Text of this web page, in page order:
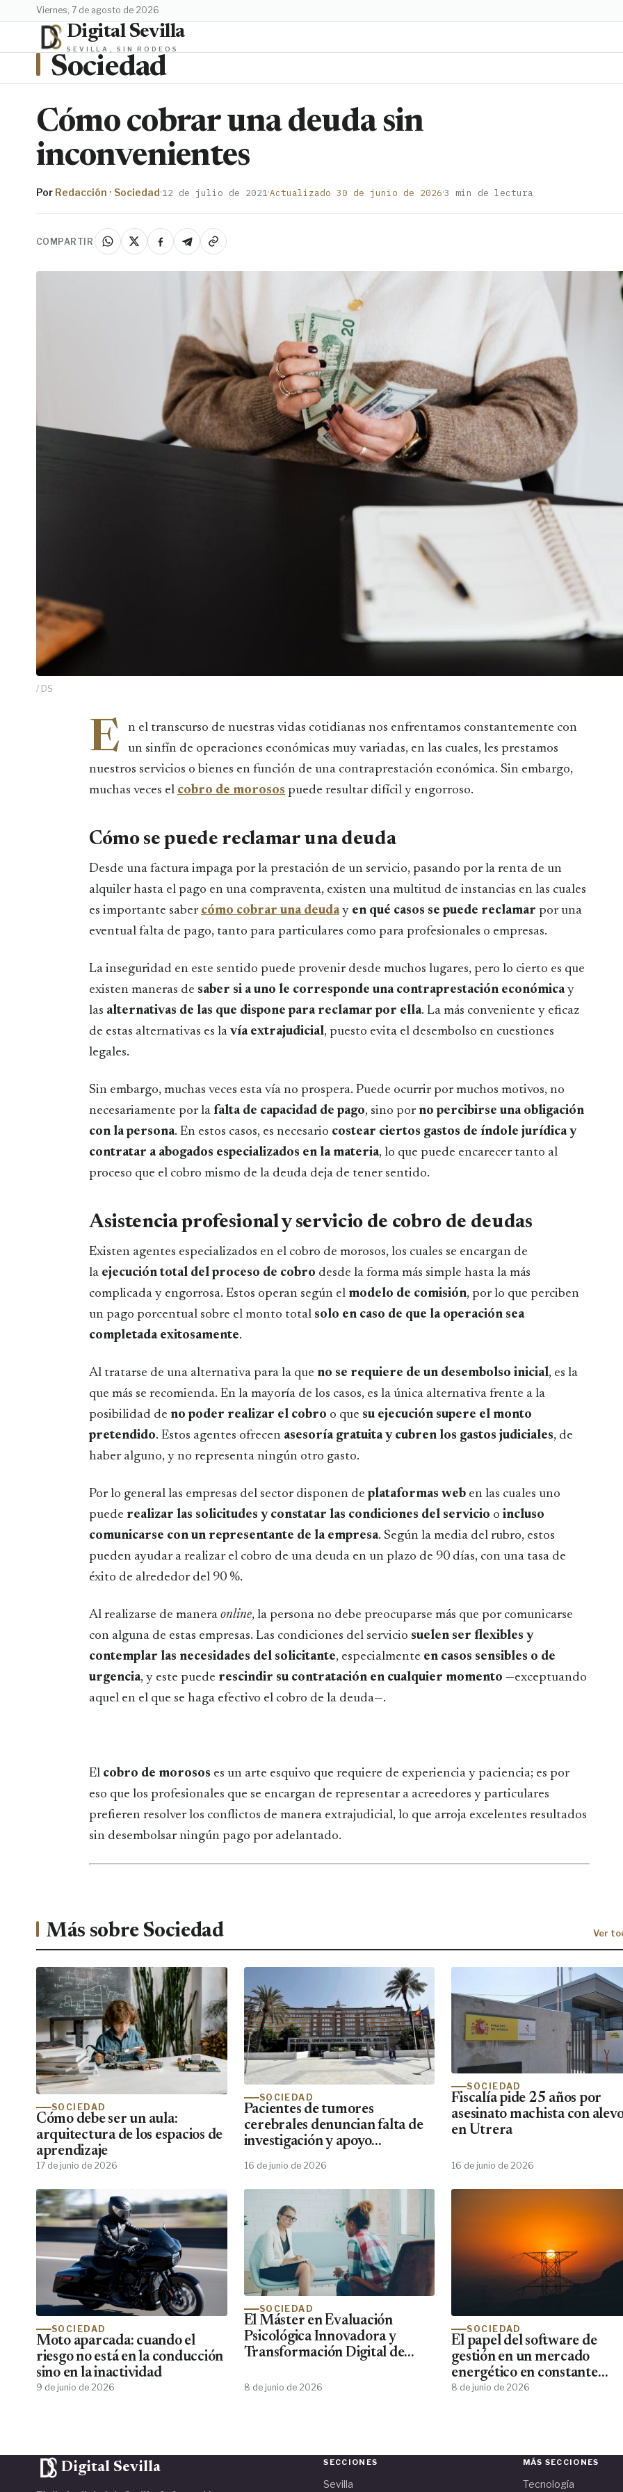
viernes, 7 de agosto de 2026
Digital Sevilla
SEVILLA, SIN RODEOS
Sociedad
Cómo cobrar una deuda sin
inconvenientes
Por Redacción · Sociedad·12 de julio de 2021·Actualizado 30 de junio de 2026·3 min de lectura
COMPARTIR
/ DS
E
n el transcurso de nuestras vidas cotidianas nos enfrentamos constantemente con
un sinfín de operaciones económicas muy variadas, en las cuales, les prestamos
nuestros servicios o bienes en función de una contraprestación económica. Sin embargo,
muchas veces el cobro de morosos puede resultar difícil y engorroso.
Cómo se puede reclamar una deuda
Desde una factura impaga por la prestación de un servicio, pasando por la renta de un
alquiler hasta el pago en una compraventa, existen una multitud de instancias en las cuales
es importante saber cómo cobrar una deuday en qué casos se puede reclamar por una
eventual falta de pago, tanto para particulares como para profesionales o empresas.
La inseguridad en este sentido puede provenir desde muchos lugares, pero lo cierto es que
existen maneras de saber si a uno le corresponde una contraprestación económicay
las alternativas de las que dispone para reclamar por ella. La más conveniente y eficaz
de estas alternativas es la vía extrajudicial, puesto evita el desembolso en cuestiones
legales.
Sin embargo, muchas veces esta vía no prospera. Puede ocurrir por muchos motivos, no
necesariamente por la falta de capacidad de pago, sino por no percibirse una obligación
con la persona. En estos casos, es necesario costear ciertos gastos de índole jurídica y
contratar a abogados especializados en la materia, lo que puede encarecer tanto al
proceso que el cobro mismo de la deuda deja de tener sentido.
Asistencia profesional y servicio de cobro de deudas
Existen agentes especializados en el cobro de morosos, los cuales se encargan de
la ejecución total del proceso de cobro desde la forma más simple hasta la más
complicada y engorrosa. Estos operan según el modelo de comisión, por lo que perciben
un pago porcentual sobre el monto total solo en caso de que la operación sea
completada exitosamente.
Al tratarse de una alternativa para la que no se requiere de un desembolso inicial, es la
que más se recomienda. En la mayoría de los casos, es la única alternativa frente a la
posibilidad de no poder realizar el cobro o que su ejecución supere el monto
pretendido. Estos agentes ofrecen asesoría gratuita y cubren los gastos judiciales, de
haber alguno, y no representa ningún otro gasto.
Por lo general las empresas del sector disponen deplataformas web en las cuales uno
puede realizar las solicitudes y constatar las condiciones del servicio o incluso
comunicarse con un representante de la empresa. Según la media del rubro, estos
pueden ayudar a realizar el cobro de una deuda en un plazo de 90 días, con una tasa de
éxito de alrededor del 90 %.
Al realizarse de manera online, la persona no debe preocuparse más que por comunicarse
con alguna de estas empresas. Las condiciones del servicio suelen ser flexibles y
contemplar las necesidades del solicitante, especialmente en casos sensibles o de
urgencia, y este puede rescindir su contratación en cualquier momento —exceptuando
aquel en el que se haga efectivo el cobro de la deuda—.
El cobro de morosos es un arte esquivo que requiere de experiencia y paciencia; es por
eso que los profesionales que se encargan de representar a acreedores y particulares
prefieren resolver los conflictos de manera extrajudicial, lo que arroja excelentes resultados
sin desembolsar ningún pago por adelantado.
Más sobre Sociedad Ver
SOCIEDAD
Cómo debe ser un aula:
arquitectura de los espacios de
aprendizaje
17 de junio de 2026
SOCIEDAD
Pacientes de tumores
cerebrales denuncian falta de
investigación y apoyo
16 de junio de 2026
SOCIEDAD
Fiscalía pide 25 años por
asesinato machista con
en Utrera
16 de junio de 2026
SOCIEDAD
Moto aparcada: cuando el
riesgo no está en la conducción
sino en la inactividad
9 de junio de 2026
SOCIEDAD
El Máster en Evaluación
Psicológica Innovadora y
Transformación Digital de
de Psicólogo que el 87% de los
8 de junio de 2026
SOCIEDAD
El papel del software de
gestión en un mercado
energético en constante
cambio
8 de junio de 2026
Digital Sevilla SECCIONES
Sevilla
MÁS SECCIONES
Tecnología